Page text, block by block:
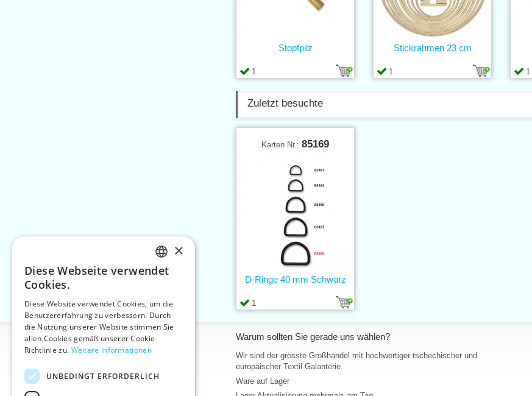
1
Stopfpilz
1
Stickrahmen 23 cm
1
Zuletzt besuchte
Karten Nr.: 85169
1
D-Ringe 40 mm Schwarz
Informationen
Home
Warum sollten Sie gerade uns wählen?
Wir sind der grösste Großhandel mit hochwertiger tschechischer und
europäischer Textil Galanterie.
Ware auf Lager
CZECH
ENGLISH
×
Diese Webseite verwendet
Cookies.
Diese Website verwendet Cookies, um die
Benutzererfahrung zu verbessern. Durch
die Nutzung unserer Website stimmen Sie
allen Cookies gemäß unserer Cookie-
Richtlinie zu. Weitere Informationen
UNBEDINGT ERFORDERLICH